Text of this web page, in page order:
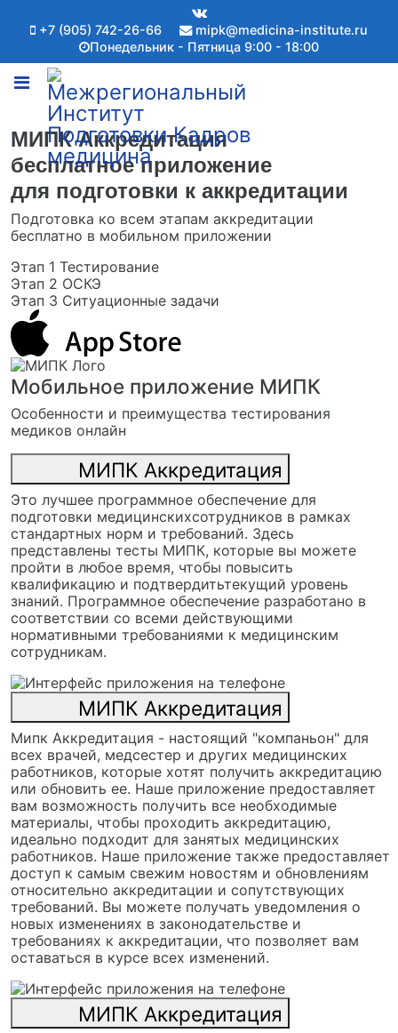
+7 (905) 742-26-66
mipk@medicina-institute.ru
Понедельник - Пятница 9:00 - 18:00
МИПК Аккредитация
бесплатное приложение
для подготовки к аккредитации
Подготовка ко всем этапам аккредитации
бесплатно в мобильном приложении
Этап 1 Тестирование
Этап 2 ОСКЭ
Этап 3 Ситуационные задачи
Мобильное приложение МИПК
Особенности и преимущества тестирования
медиков онлайн
МИПК Аккредитация
Это лучшее программное обеспечение для
подготовки медицинскихсотрудников в рамках
стандартных норм и требований. Здесь
представлены тесты МИПК, которые вы можете
пройти в любое время, чтобы повысить
квалификацию и подтвердитьтекущий уровень
знаний. Программное обеспечение разработано в
соответствии со всеми действующими
нормативными требованиями к медицинским
сотрудникам.
МИПК Аккредитация
Мипк Аккредитация - настоящий "компаньон" для
всех врачей, медсестер и других медицинских
работников, которые хотят получить аккредитацию
или обновить ее. Наше приложение предоставляет
вам возможность получить все необходимые
материалы, чтобы проходить аккредитацию,
идеально подходит для занятых медицинских
работников. Наше приложение также предоставляет
доступ к самым свежим новостям и обновлениям
относительно аккредитации и сопутствующих
требований. Вы можете получать уведомления о
новых изменениях в законодательстве и
требованиях к аккредитации, что позволяет вам
оставаться в курсе всех изменений.
МИПК Аккредитация